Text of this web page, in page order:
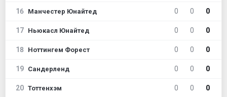
16 Манчестер Юнайтед 0 0 0
17 Ньюкасл Юнайтед 0 0 0
18 Ноттингем Форест 0 0 0
19 Сандерленд 0 0 0
20 Тоттенхэм 0 0 0